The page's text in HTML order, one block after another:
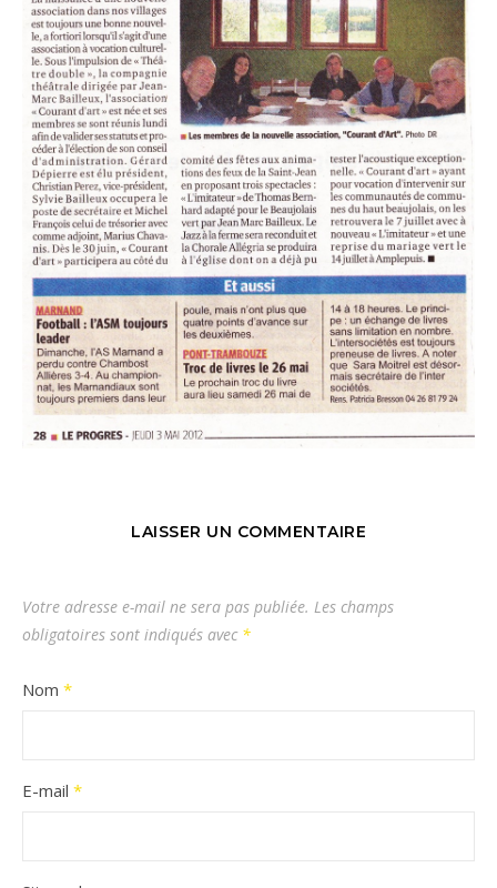
LAISSER UN COMMENTAIRE
Votre adresse e-mail ne sera pas publiée. Les champs
obligatoires sont indiqués avec *
Nom *
E-mail *